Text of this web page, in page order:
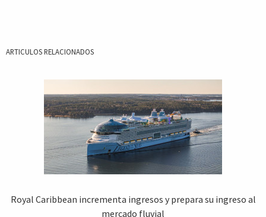
ARTICULOS RELACIONADOS
Royal Caribbean incrementa ingresos y prepara su ingreso al
mercado fluvial